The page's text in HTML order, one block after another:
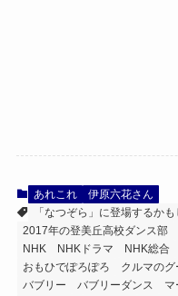
あれこれ
伊原六花さん
「なつぞら」に登場するか
2017年の登美丘高校ダンス部
NHK
NHKドラマ NHK総合
おもひでぽろぽろ
クルマのグ
バブリー
バブリーダンス マ